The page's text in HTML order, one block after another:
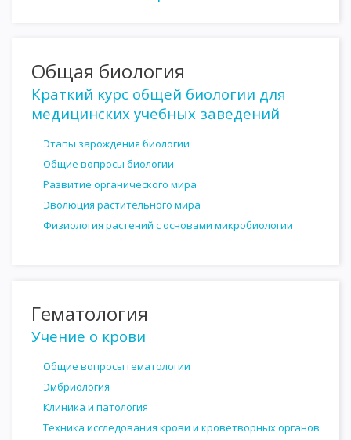
Общая биология
Краткий курс общей биологии для
медицинских учебных заведений
Этапы зарождения биологии
Общие вопросы биологии
Развитие органического мира
Эволюция растительного мира
Физиология растений с основами микробиологии
Гематология
Учение о крови
Общие вопросы гематологии
Эмбриология
Клиника и патология
Техника исследования крови и кроветворных органов